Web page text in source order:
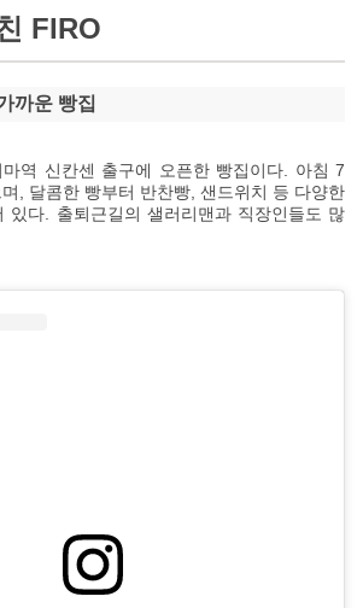
FIRO
까운 빵집
역 신칸센 출구에 오픈한 빵집이다. 아침 7
, 달콤한 빵부터 반찬빵, 샌드위치 등 다양한
있다. 출퇴근길의 샐러리맨과 직장인들도 많